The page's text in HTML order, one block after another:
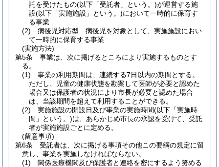
託を受けたもの(以下「受託者」という。)が運営する施
設(以下「実施施設」という。)において一時的に保育す
る事業
(2)
病後児対応型 病後児を対象として、実施施設におい
て一時的に保育する事業
(実施方法)
第5条
事業は、次に掲げるところにより実施するものとす
る。
(1)
事業の利用期間は、連続する7日以内の期間とする。
ただし、児童の健康状態を勘案して医師が必要と認めた
場合又は保護者の状況により市長が必要と認めた場合
は、当該期間を超えて利用することができる。
(2)
実施施設の開設日及び事業の実施時間(以下「実施時
間」という。)は、あらかじめ市長の承認を受けて、受託
者が実施施設ごとに定める。
(留意事項)
第6条
受託者は、次に掲げる事項その他この要綱の規定に留
意し、事業を実施しなければならない。
(1)
関係医療機関及び保護者と連絡を密にするよう努める